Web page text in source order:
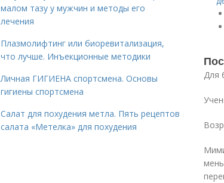
Для
малом тазу у мужчин и методы его
лечения
Плазмолифтинг или биоревитализация,
что лучше. Инъекционные методики
Личная ГИГИЕНА спортсмена. Основы
гигиены спортсмена
Салат для похудения метла. Пять рецептов
салата «Метелка» для похудения